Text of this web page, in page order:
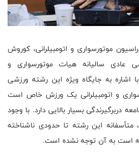
موتورسواری و اتومبیلرانی، کوروش
عادی سالیانه هیات موتورسواری و
با اشاره به جایگاه ویژه این رشته ورزشی
و اتومبیلرانی یک ورزش خاص است
دربرگیرندگی بسیار بالایی دارد. با وجود
این رشته تا حدودی ناشناخته
است به آن توجه نشده است.